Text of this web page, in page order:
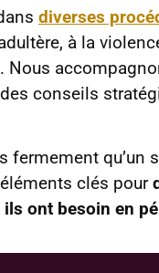
diverses
à la
Nous
conseils
fermement qu’un
clés pour
ont besoin en